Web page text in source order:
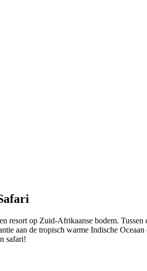
resort op Zuid-Afrikaanse bodem.
aan de tropisch warme Indische
safari!